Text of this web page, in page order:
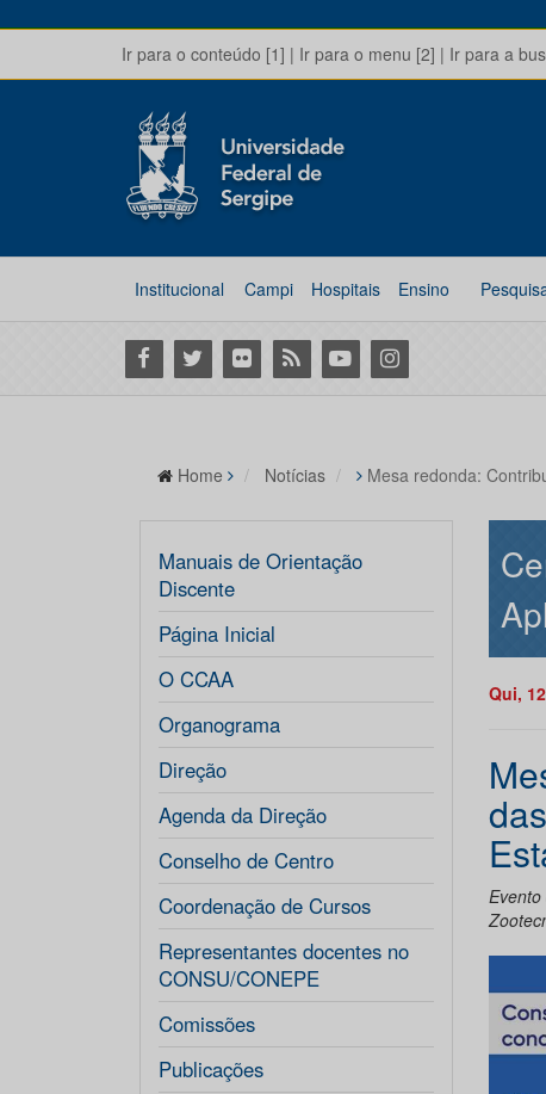
Ir para o conteúdo [1] | Ir para o menu [2] | Ir para a
Institucional Campi Hospitais Ensino
Facebook
Twitter Flickr RSS YoutubeInstagram
Home Notícias Mesa redonda:
Manuais de Orientação
Discente
Página Inicial
O CCAA
Organograma
Direção
Agenda da Direção
Conselho de Centro
Coordenação de Cursos
Representantes docentes no
CONSU/CONEPE
Comissões
Publicações
Qui,